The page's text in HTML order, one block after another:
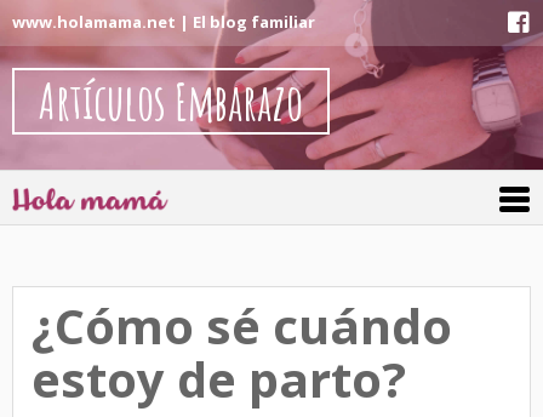
www.holamama.net | El blog familiar
Artículos Embarazo
¿Cómo sé cuándo
estoy de parto?